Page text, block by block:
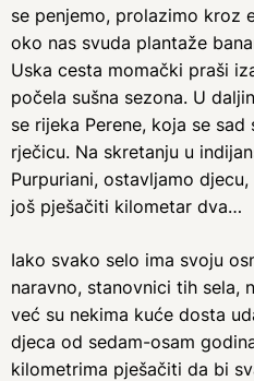
se penjemo, prolazimo kroz
oko nas svuda plantaže
Uska cesta momački praši
počela sušna sezona. U
se rijeka Perene, koja se sad
rječicu. Na skretanju u
Purpuriani, ostavljamo
još pješačiti kilometar dva…
Iako svako selo ima svoju
naravno, stanovnici tih sela,
već su nekima kuće dosta
djeca od sedam-osam
kilometrima pješačiti da bi